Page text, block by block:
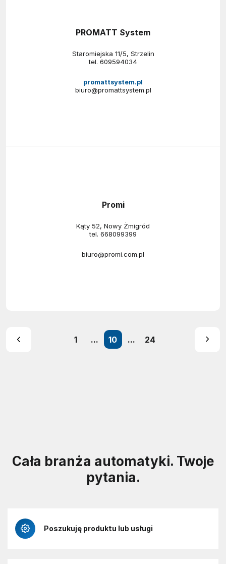
PROMATT System
Staromiejska 11/5, Strzelin
tel. 609594034
promattsystem.pl
biuro@promattsystem.pl
Promi
Kąty 52, Nowy Żmigród
tel. 668099399
biuro@promi.com.pl
1 ... 10 ... 24
Cała branża automatyki. Twoje
pytania.
Poszukuję produktu lub usługi